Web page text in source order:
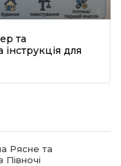
та
для
Рясне та